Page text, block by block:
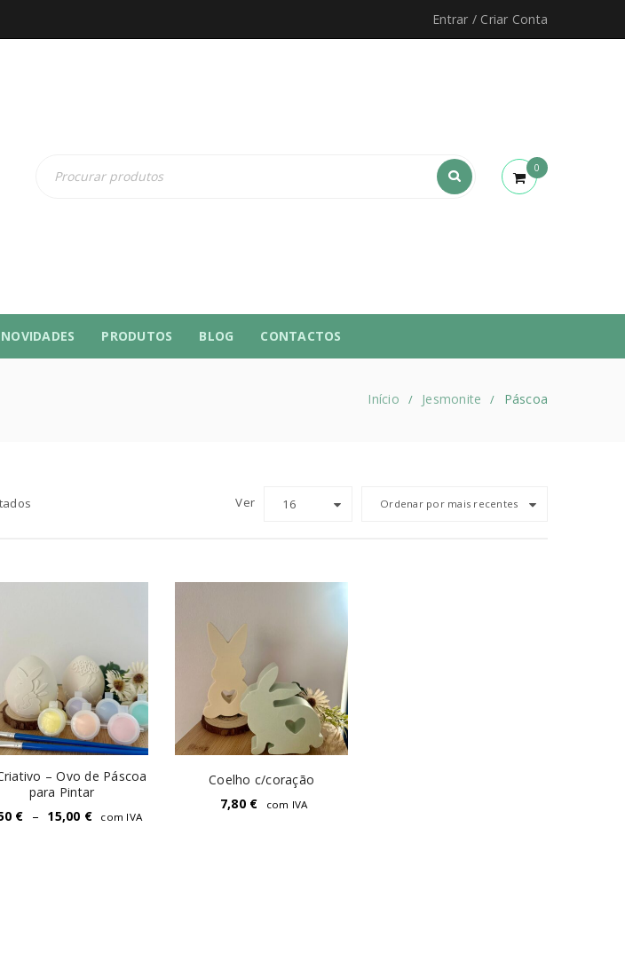
Entrar / Criar Conta
0
NOVIDADES PRODUTOS BLOG CONTACTOS
Início / Jesmonite / Páscoa
Ordenar por mais recentes
Ver 16
– Ovo de Páscoa
para Pintar
€ – 15,00 € com IVA
Coelho c/coração
7,80 € com IVA